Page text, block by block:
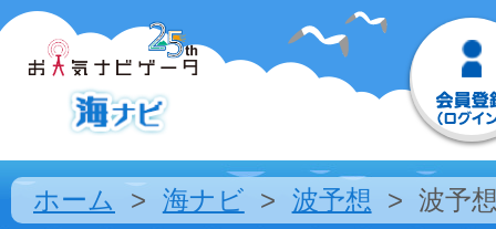
ホーム 海ナビ 波予想 波予